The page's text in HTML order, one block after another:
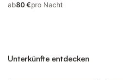
ab80 €pro Nacht
Unterkünfte entdecken